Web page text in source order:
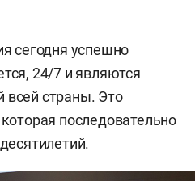
сегодня успешно
24/7 и являются
всей страны. Это
последовательно